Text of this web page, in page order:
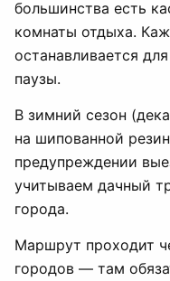
большинства есть
комнаты отдыха.
останавливается
паузы.
В зимний сезон
на шипованной
предупреждении
учитываем дачный
города.
Маршрут проходит
городов — там